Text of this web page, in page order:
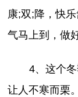
康;双;降，快
气马上到，做
4、这个
让人不寒而栗